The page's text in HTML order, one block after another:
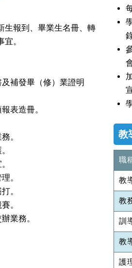
生報到、畢業生名冊、轉
。
補發畢（修）業證明
表造冊。
。
。
。
。
業務。
教
職
教
教
訓
教
護